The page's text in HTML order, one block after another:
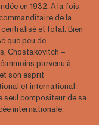
en 1932. À la fois
de la
et total. Bien
que peu de
Chostakovitch –
parvenu à
son esprit
et international :
seul compositeur de sa
internationale.